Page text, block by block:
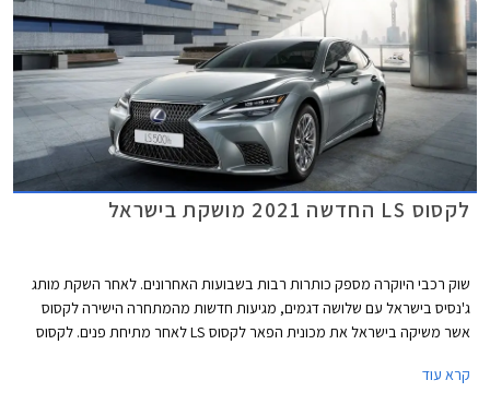
לקסוס LS החדשה 2021 מושקת בישראל
שוק רכבי היוקרה מספק כותרות רבות בשבועות האחרונים. לאחר השקת מותג
ג'נסיס בישראל עם שלושה דגמים, מגיעות חדשות מהמתחרה הישירה לקסוס
אשר משיקה בישראל את מכונית הפאר לקסוס LS לאחר מתיחת פנים. לקסוס
הלקוחות האמריקאים ולבנות את מוניטין האיכות והאמינות אותו מטפחת
קרא עוד